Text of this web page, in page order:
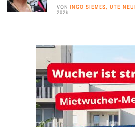
VON INGO SIEMES, UTE
2026